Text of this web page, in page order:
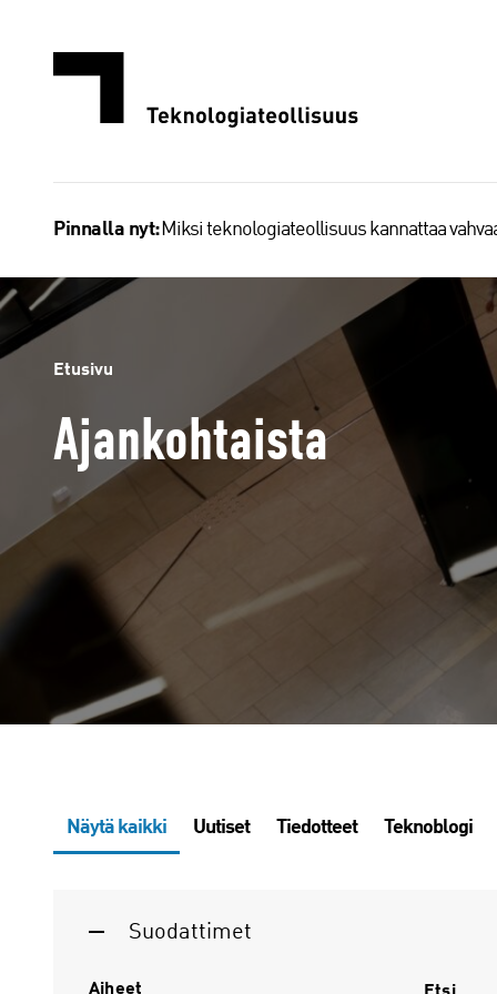
Pinnalla nyt: Miksi teknologiateollisuus kannattaa
Etusivu
Ajankohtaista
Näytä kaikki Uutiset Tiedotteet Teknoblogi
Suodattimet
Aiheet